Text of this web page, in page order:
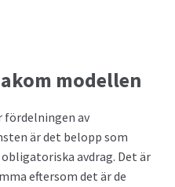
modellen
fördelningen av
är det belopp som
avdrag. Det är
eftersom det är de